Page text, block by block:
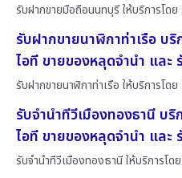
รับฝากขายมือถือนนทบุรี ให้บริการโด
รับฝากขายนาฬิกาท่าเรือ บ
ไอที ขายของหลุดจำนำ แล
รับฝากขายนาฬิกาท่าเรือ ให้บริการโด
รับจำนำทีวีเมืองทองธานี บ
ไอที ขายของหลุดจำนำ แล
รับจำนำทีวีเมืองทองธานี ให้บริการโ